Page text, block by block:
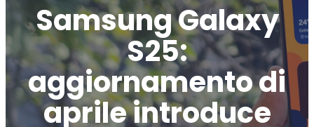
Samsung Galaxy
S25:
aggiornamento di
aprile introduce